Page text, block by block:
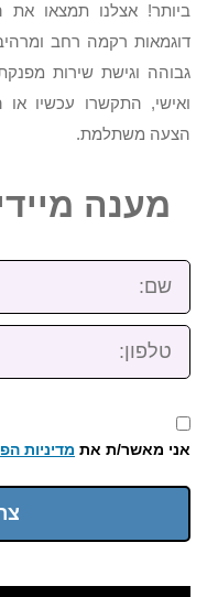
ביותר! אצלנו תמצאו את
דוגמאות רקמה רחב
גבוהה וגישת שירות
ואישי, התקשרו עכשיו
הצעה משתלמת.
מענה מיידי: 072-3922-
שם:
טלפון:
אני מאשר/ת את מדיניות